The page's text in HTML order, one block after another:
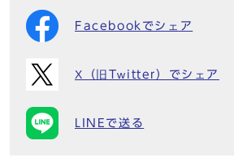
Facebookでシェア
X（旧Twitter）でシェア
LINEで送る